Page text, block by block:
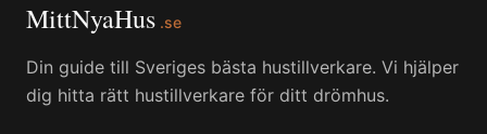
MittNyaHus .se
Din guide till Sveriges bästa hustillverkare. Vi hjälper
dig hitta rätt hustillverkare för ditt drömhus.